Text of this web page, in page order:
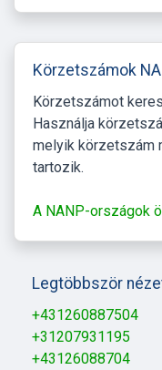
Körzetszámok
Körzetszámot
Használja
melyik körzetszám
tartozik.
A NANP-országok
Legtöbbször
+431260887504
+31207931195
+43126088704